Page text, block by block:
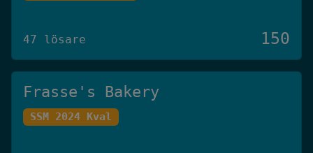
47 lösare 150
Frasse's Bakery
SSM 2024 Kval